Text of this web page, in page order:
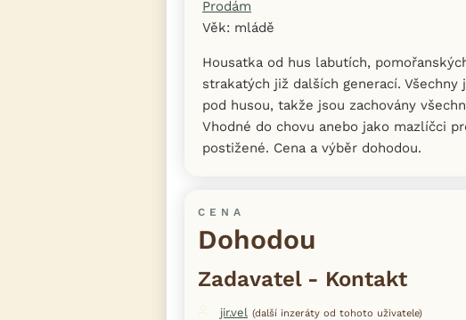
Prodám
Věk: mládě
Housatka od hus labutích,
strakatých již dalších generací. Všechny
pod husou, takže jsou zachovány
Vhodné do chovu anebo jako mazlíčci
postižené. Cena a výběr dohodou.
CENA
Dohodou
Zadavatel - Kontakt
jir.vel (další inzeráty od tohoto uživatele)